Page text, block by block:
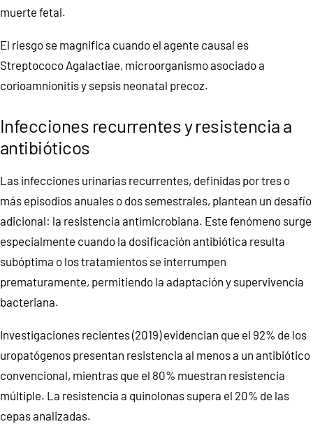
muerte fetal.
El riesgo se magnifica cuando el agente causal es
Streptococo Agalactiae, microorganismo asociado a
corioamnionitis y sepsis neonatal precoz.
Infecciones recurrentes y resistencia a
antibióticos
Las infecciones urinarias recurrentes, definidas por tres o
más episodios anuales o dos semestrales, plantean un desafío
adicional: la resistencia antimicrobiana. Este fenómeno surge
especialmente cuando la dosificación antibiótica resulta
subóptima o los tratamientos se interrumpen
prematuramente, permitiendo la adaptación y supervivencia
bacteriana.
Investigaciones recientes (2019) evidencian que el 92% de los
uropatógenos presentan resistencia al menos a un antibiótico
convencional, mientras que el 80% muestran resistencia
múltiple. La resistencia a quinolonas supera el 20% de las
cepas analizadas.